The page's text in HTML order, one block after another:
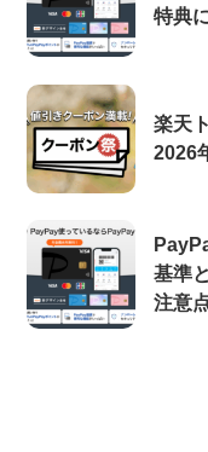
特典
楽天
2026
基準
注意